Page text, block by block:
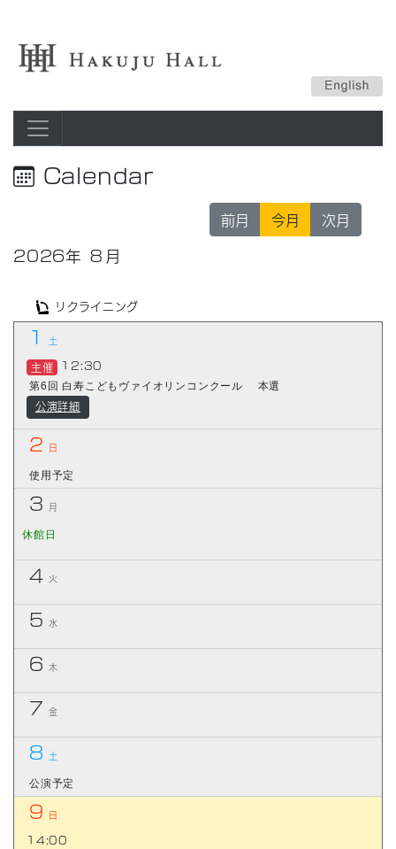
Calendar
前月 今月 次月
2026年 ８月
リクライニング
1 土
主催 12:30
第6回 白寿こどもヴァイオリンコンクール 本選
公演詳細
2 日
使用予定
3 月
休館日
4 火
5 水
6 木
7 金
8 土
公演予定
9 日
14:00